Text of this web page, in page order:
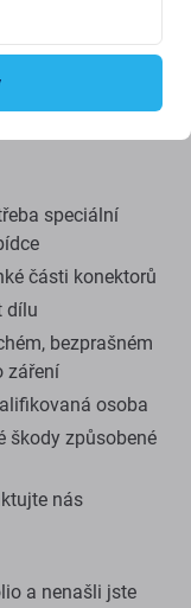
může mít (ve
ve funkčnosti,
dozvědět více,
podrobněji.
speciální
části konektorů
dílu
bezprašném
záření
osoba
škody způsobené
nás
a nenašli jste